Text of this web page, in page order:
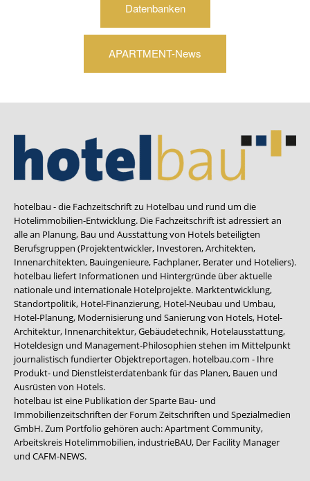
Datenbanken
APARTMENT-News
hotelbau - die Fachzeitschrift zu Hotelbau und rund um die
Hotelimmobilien-Entwicklung. Die Fachzeitschrift ist adressiert an
alle an Planung, Bau und Ausstattung von Hotels beteiligten
Berufsgruppen (Projektentwickler, Investoren, Architekten,
Innenarchitekten, Bauingenieure, Fachplaner, Berater und Hoteliers).
hotelbau liefert Informationen und Hintergründe über aktuelle
nationale und internationale Hotelprojekte. Marktentwicklung,
Standortpolitik, Hotel-Finanzierung, Hotel-Neubau und Umbau,
Hotel-Planung, Modernisierung und Sanierung von Hotels, Hotel-
Architektur, Innenarchitektur, Gebäudetechnik, Hotelausstattung,
Hoteldesign und Management-Philosophien stehen im Mittelpunkt
journalistisch fundierter Objektreportagen. hotelbau.com - Ihre
Produkt- und Dienstleisterdatenbank für das Planen, Bauen und
Ausrüsten von Hotels.
hotelbau ist eine Publikation der Sparte Bau- und
Immobilienzeitschriften der Forum Zeitschriften und Spezialmedien
GmbH. Zum Portfolio gehören auch:Apartment Community,
Arbeitskreis Hotelimmobilien, industrieBAU, Der Facility Manager
und CAFM-NEWS.